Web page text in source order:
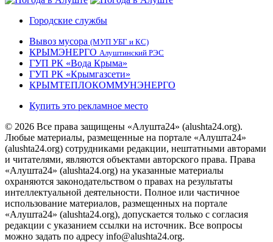
Городские службы
Вывоз мусора (МУП УБГ и КС)
КРЫМЭНЕРГО Алуштинский РЭС
ГУП РК «Вода Крыма»
ГУП РК «Крымгазсети»
КРЫМТЕПЛОКОММУНЭНЕРГО
Купить это рекламное место
© 2026 Все права защищены «Алушта24» (alushta24.org).
Любые материалы, размещенные на портале «Алушта24»
(alushta24.org) сотрудниками редакции, нештатными авторами
и читателями, являются объектами авторского права. Права
«Алушта24» (alushta24.org) на указанные материалы
охраняются законодательством о правах на результаты
интеллектуальной деятельности. Полное или частичное
использование материалов, размещенных на портале
«Алушта24» (alushta24.org), допускается только с согласия
редакции с указанием ссылки на источник. Все вопросы
можно задать по адресу info@alushta24.org.